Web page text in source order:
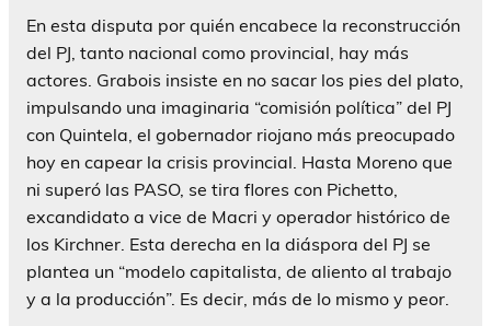
En esta disputa por quién encabece la reconstrucción
del PJ, tanto nacional como provincial, hay más
actores. Grabois insiste en no sacar los pies del plato,
impulsando una imaginaria “comisión política” del PJ
con Quintela, el gobernador riojano más preocupado
hoy en capear la crisis provincial. Hasta Moreno que
ni superó las PASO, se tira flores con Pichetto,
excandidato a vice de Macri y operador histórico de
los Kirchner. Esta derecha en la diáspora del PJ se
plantea un “modelo capitalista, de aliento al trabajo
y a la producción”. Es decir, más de lo mismo y peor.